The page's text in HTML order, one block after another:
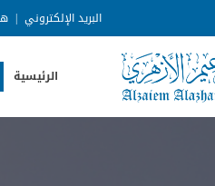
البريد الإلكتروني |
الرئيسية